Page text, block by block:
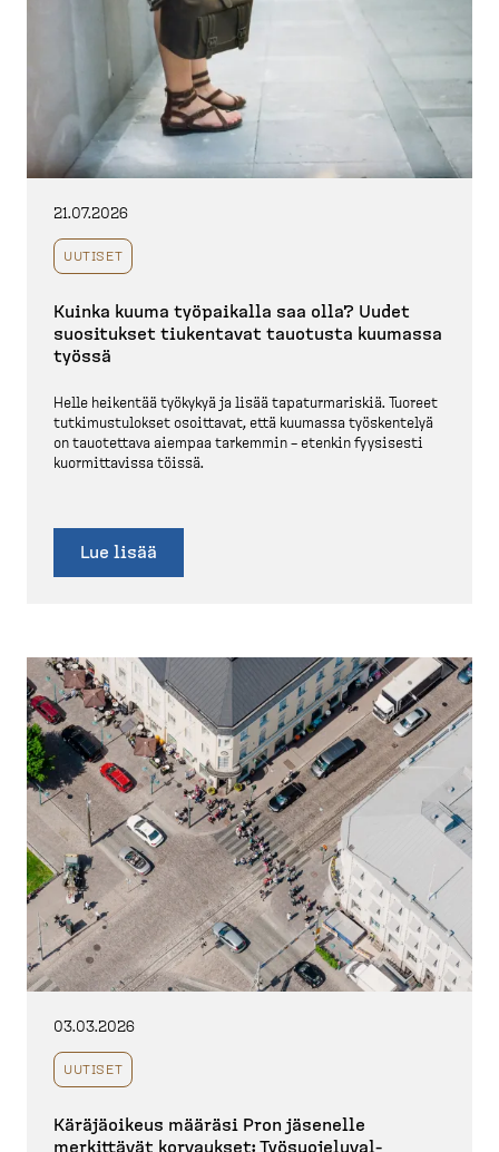
21.07.2026
UUTISET
Kuinka kuuma työpaikalla saa olla? Uudet
suositukset tiukentavat tauotusta kuumassa
työssä
Helle heikentää työkykyä ja lisää tapatur­ma­riskiä. Tuoreet
tutkimus­tu­lokset osoittavat, että kuumassa työskentelyä
on tauotettava aiempaa tarkemmin – etenkin fyysisesti
kuormit­tavissa töissä.
Lue lisää
03.03.2026
UUTISET
Käräjä­oikeus määräsi Pron jäsenelle
merkittävät korvaukset: Työsuo­je­lu­val­